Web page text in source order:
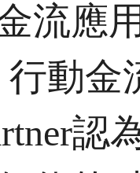
流應
行動
認